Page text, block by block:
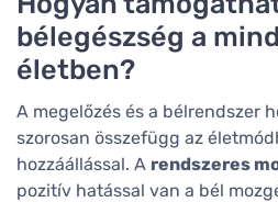
bélegészség a
életben?
A megelőzés és a bélrendszer
szorosan összefügg az
hozzáállással. A rendszeres
pozitív hatással van a bél